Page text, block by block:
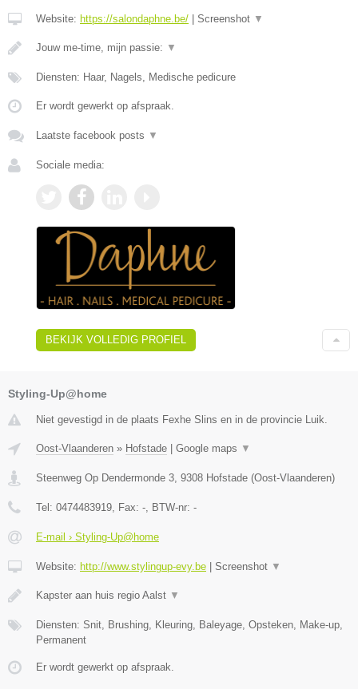
Website: https://salondaphne.be/ Screenshot ▼
Jouw me-time, mijn passie: ▼
Diensten: Haar, Nagels, Medische pedicure
Er wordt gewerkt op afspraak.
Laatste facebook posts ▼
Sociale media:
BEKIJK VOLLEDIG PROFIEL
Styling-Up@home
Niet gevestigd in de plaats Fexhe Slins en in de provincie Luik.
Oost-Vlaanderen » Hofstade | Google maps ▼
Steenweg Op Dendermonde 3 9308 Hofstade (Oost-Vlaanderen)
Tel: 0474483919 , Fax: - , BTW-nr: -
E-mail › Styling-Up@home
Website: http://www.stylingup-evy.be | Screenshot ▼
Kapster aan huis regio Aalst ▼
Diensten: Snit, Brushing, Kleuring, Baleyage, Opsteken, Make-up,
Permanent
Er wordt gewerkt op afspraak.